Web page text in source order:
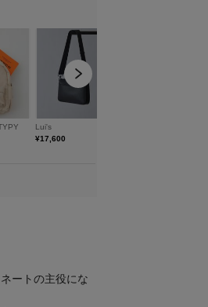
ートの主役にな